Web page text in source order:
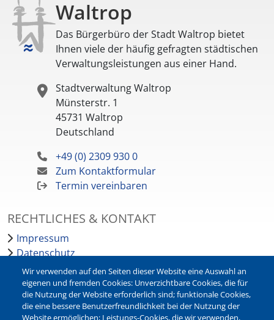
Waltrop
Das Bürgerbüro der Stadt Waltrop bietet
Ihnen viele der häufig gefragten städtischen
Verwaltungsleistungen aus einer Hand.
Stadtverwaltung Waltrop
Münsterstr. 1
45731 Waltrop
Deutschland
+49 (0) 2309 930 0
Zum Kontaktformular
Termin vereinbaren
RECHTLICHES & KONTAKT
Impressum
Datenschutz
Barrierefreiheit
Leichte Sprache
Bankverbindungen
Pressestelle
Wir verwenden auf den Seiten dieser Website eine Auswahl an
eigenen und fremden Cookies: Unverzichtbare Cookies, die für
die Nutzung der Website erforderlich sind; funktionale Cookies,
die eine bessere Benutzerfreundlichkeit bei der Nutzung der
Website ermöglichen; Leistungs-Cookies, die wir verwenden,